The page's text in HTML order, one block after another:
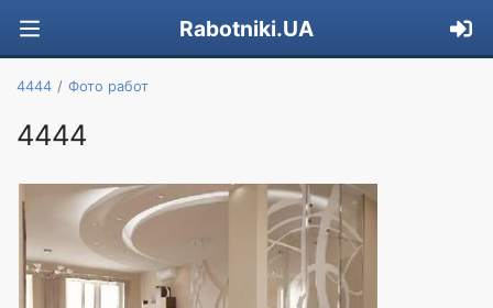
Rabotniki.UA
4444 Фото работ
4444